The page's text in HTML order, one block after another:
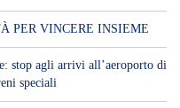
PER VINCERE INSIEME
stop agli arrivi all’aeroporto di
speciali